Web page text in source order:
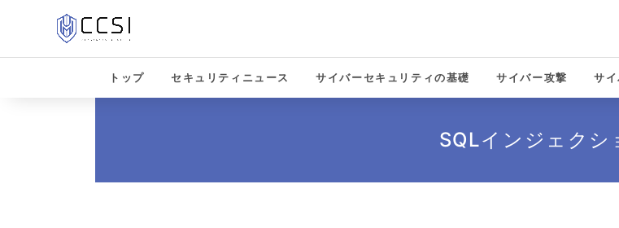
トップ セキュリティニュース サイバーセキュリティの基礎 サイバー攻撃 サ
SQLインジェクシ